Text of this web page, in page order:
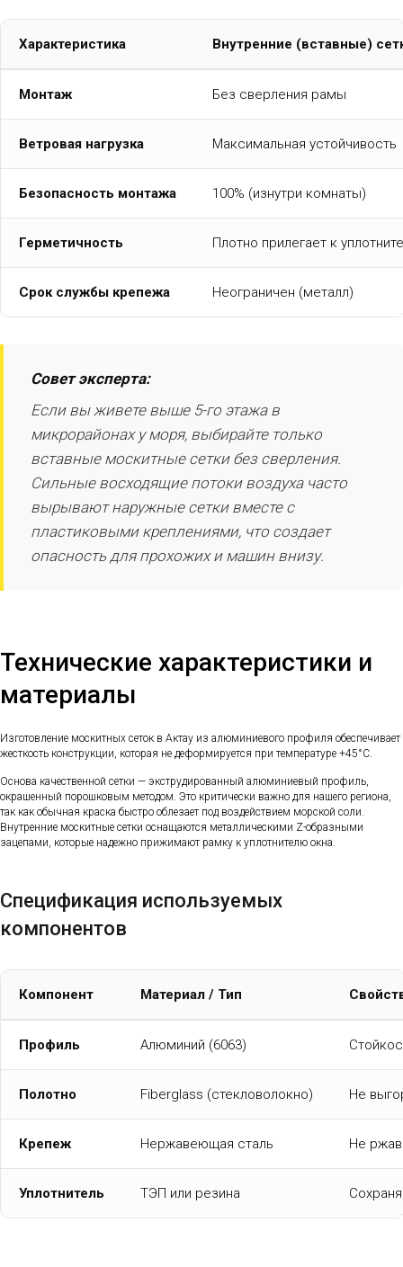
Характеристика Внутренние (вставные)
Монтаж Без сверления рамы
Ветровая нагрузка Максимальная устойчивость
Безопасность монтажа 100% (изнутри комнаты)
Герметичность Плотно прилегает к
Срок службы крепежа Неограничен (металл)
Совет эксперта:
Если вы живете выше 5-го этажа в
микрорайонах у моря, выбирайте только
вставные москитные сетки без сверления.
Сильные восходящие потоки воздуха часто
вырывают наружные сетки вместе с
пластиковыми креплениями, что создает
опасность для прохожих и машин внизу.
Технические характеристики и
материалы
Изготовление москитных сеток в Актау из алюминиевого профиля обеспечивает
жесткость конструкции, которая не деформируется при температуре +45°C.
Основа качественной сетки — экструдированный алюминиевый профиль,
окрашенный порошковым методом. Это критически важно для нашего региона,
так как обычная краска быстро облезает под воздействием морской соли.
Внутренние москитные сетки оснащаются металлическими Z-образными
зацепами, которые надежно прижимают рамку к уплотнителю окна.
Спецификация используемых
компонентов
Компонент Материал / Тип
Профиль Алюминий (6063)
Полотно Fiberglass (стекловолокно) Не
Крепеж Нержавеющая сталь Не
Уплотнитель ТЭП или резина